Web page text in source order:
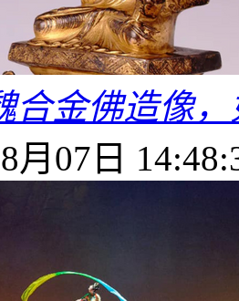
合金佛造像
月07日